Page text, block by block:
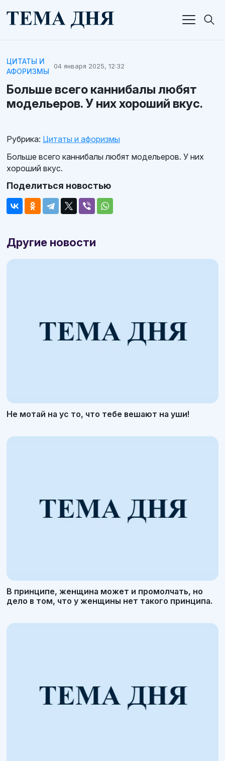
ЦИТАТЫ И
АФОРИЗМЫ
04 января 2025, 12:32
Больше всего каннибалы любят
модельеров. У них хороший вкус.
Рубрика: Цитаты и афоризмы
Больше всего каннибалы любят модельеров. У них
хороший вкус.
Поделиться новостью
Другие новости
Не мотай на ус то, что тебе вешают на уши!
В принципе, женщина может и промолчать, но
дело в том, что у женщины нет такого принципа.